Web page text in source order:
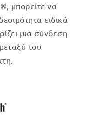
μπορείτε να
ειδικά
μια σύνδεση
του